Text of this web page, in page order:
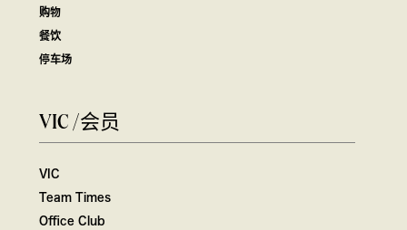
购物
餐饮
停车场
VIC /会员
VIC
Team Times
Office Club